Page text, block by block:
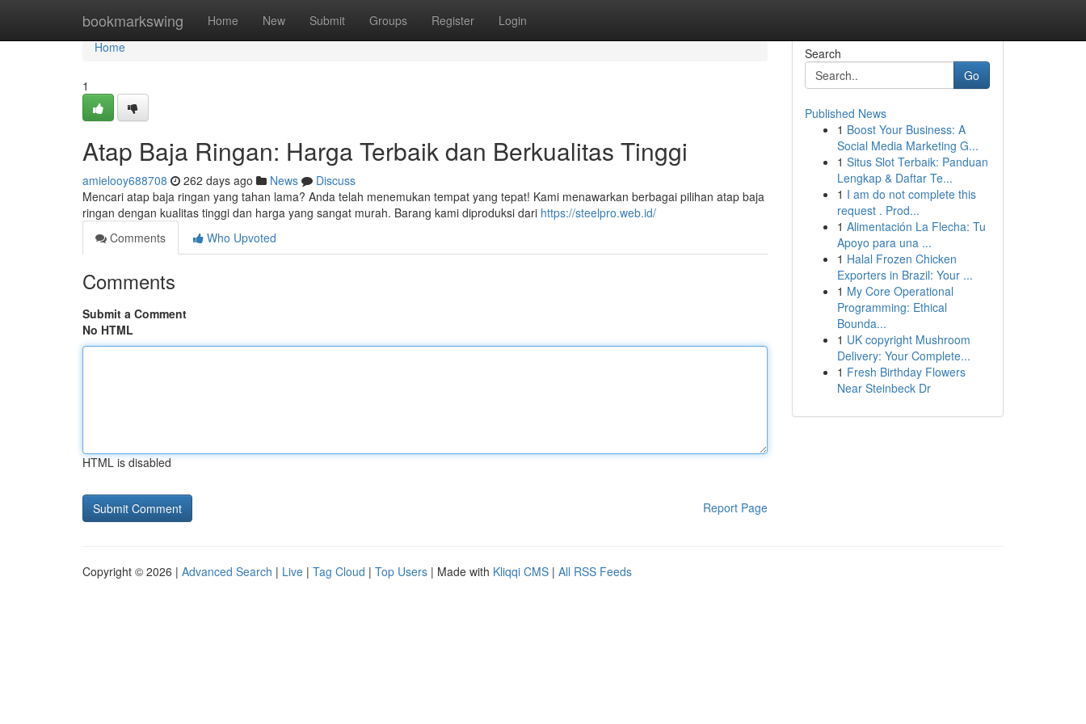
bookmarkswing Home New Submit Groups Register Login
Home
Home
1
Atap Baja Ringan: Harga Terbaik dan Berkualitas Tinggi
amielooy688708 262 days ago News
Discuss
Mencari atap baja ringan yang tahan lama? Anda telah menemukan tempat yang tepat! Kami menawarkan berbagai pilihan atap baja
ringan dengan kualitas tinggi dan harga yang sangat murah. Barang kami diproduksi dari https://steelpro.web.id/
Comments
Who Upvoted
Comments
Submit a Comment
No HTML
HTML is disabled
Report Page
Search
Go
Published News
1 Boost Your Business: A
Social Media Marketing G...
1 Situs Slot Terbaik: Panduan
Lengkap & Daftar Te...
1 I am do not complete this
request . Prod...
1 Alimentación La Flecha: Tu
Apoyo para una ...
1 Halal Frozen Chicken
Exporters in Brazil: Your ...
1 My Core Operational
Programming: Ethical
Bounda...
1 UK copyright Mushroom
Delivery: Your Complete...
1 Fresh Birthday Flowers
Near Steinbeck Dr
Copyright © 2026 | Advanced Search | Live | Tag Cloud | Top Users | Made with Kliqqi CMS | All RSS Feeds